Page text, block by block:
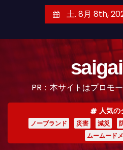
土. 8月 8th,
PR：本サイトはプロモ
人気の
ノーブランド 災害 減災
ムームード